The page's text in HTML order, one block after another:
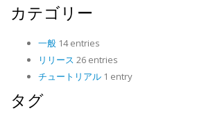
カテゴリー
一般 14 entries
リリース 26 entries
チュートリアル 1 entry
タグ